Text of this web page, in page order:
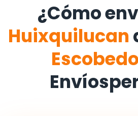
¿Cómo
Huixquilucan
Escobedo